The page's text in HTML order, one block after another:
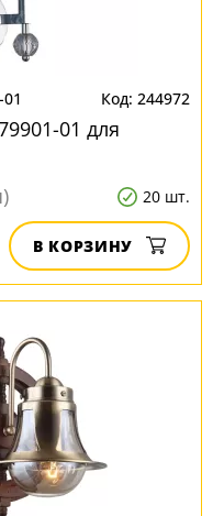
244972
01 для
20 шт.
В КОРЗИНУ